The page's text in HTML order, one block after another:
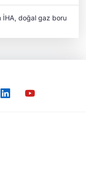
İHA, doğal gaz boru